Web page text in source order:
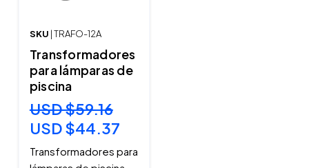
SKU | TRAFO-12A
Transformadores
para lámparas de
piscina
USD $59.16
USD $44.37
Transformadores para